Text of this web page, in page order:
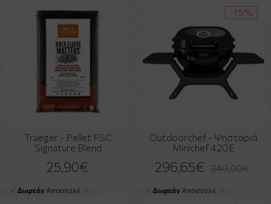
Traeger - Pellet FSC
Signature Blend
25,90€
-15%
Outdoorchef - Ψησταριά
Minichef 420E
296,65€ 349,00€